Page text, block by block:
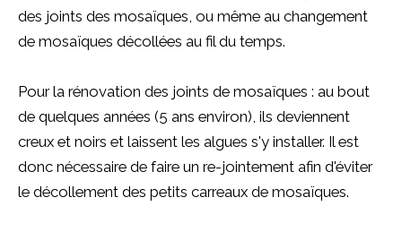
des joints des mosaïques, ou même au changement
de mosaïques décollées au fil du temps.
Pour la rénovation des joints de mosaïques : au bout
de quelques années (5 ans environ), ils deviennent
creux et noirs et laissent les algues s'y installer. Il est
donc nécessaire de faire un re-jointement afin d'éviter
le décollement des petits carreaux de mosaïques.